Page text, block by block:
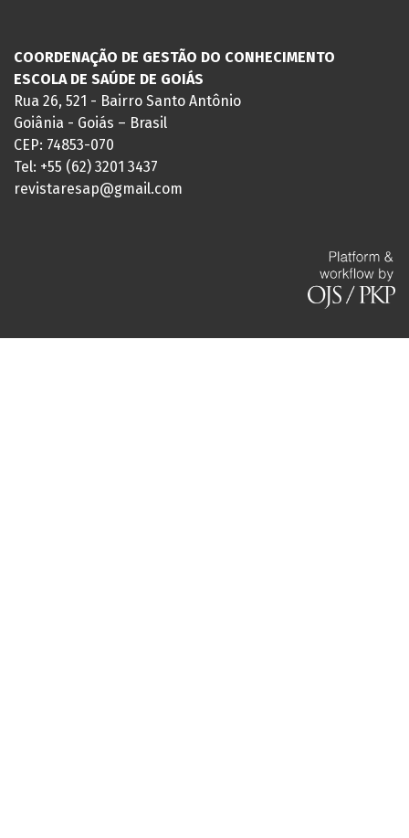
COORDENAÇÃO DE GESTÃO DO CONHECIMENTO
ESCOLA DE SAÚDE DE GOIÁS
Rua 26, 521 - Bairro Santo Antônio
Goiânia - Goiás – Brasil
CEP: 74853-070
Tel: +55 (62) 3201 3437
revistaresap@gmail.com